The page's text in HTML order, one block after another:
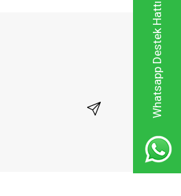
Whatsapp Destek Hattı
Kayıt Ol